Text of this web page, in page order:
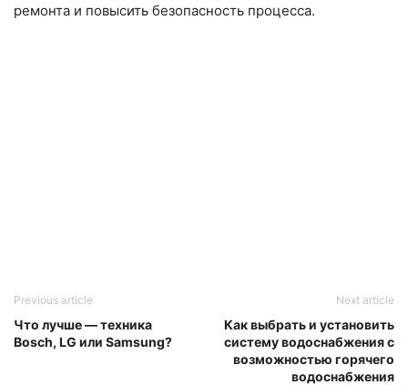
ремонта и повысить безопасность процесса.
Previous article
Что лучше — техника
Bosch, LG или Samsung?
Next article
Как выбрать и установить
систему водоснабжения с
возможностью горячего
водоснабжения